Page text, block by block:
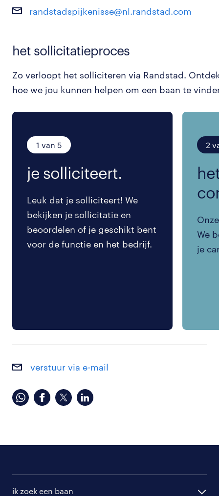
randstadspijkenisse@nl.randstad.com
het sollicitatieproces
Zo verloopt het solliciteren via Randstad.
hoe we jou kunnen helpen om een baan te
1 van 5
je solliciteert.
Leuk dat je solliciteert! We
bekijken je sollicitatie en
beoordelen of je geschikt bent
voor de functie en het bedrijf.
2
We
je
verstuur via e-mail
ik zoek een baan